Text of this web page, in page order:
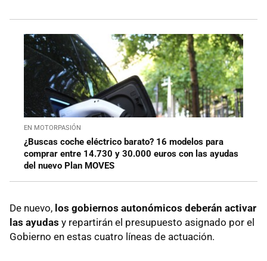
EN MOTORPASIÓN
¿Buscas coche eléctrico barato? 16 modelos para
comprar entre 14.730 y 30.000 euros con las ayudas
del nuevo Plan MOVES
De nuevo, los gobiernos autonómicos deberán activar
las ayudas y repartirán el presupuesto asignado por el
Gobierno en estas cuatro líneas de actuación.